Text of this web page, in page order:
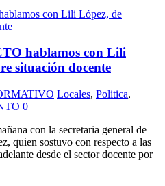
hablamos con Lili
situación docente
Locales, Politica,
0
con la secretaria general de
quien sostuvo con respecto a las
desde el sector docente por